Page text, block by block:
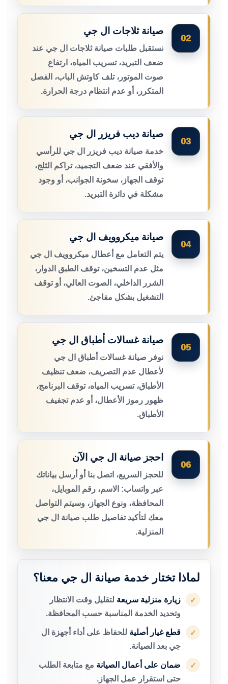
02
صيانة ثلاجات ال جي
نستقبل طلبات صيانة ثلاجات ال جي عند
ضعف التبريد، تسريب المياه، ارتفاع
صوت الموتور، تلف كاوتش الباب، الفصل
المتكرر، أو عدم انتظام درجة الحرارة.
03
صيانة ديب فريزر ال جي
خدمة صيانة ديب فريزر ال جي للرأسي
والأفقي عند ضعف التجميد، تراكم الثلج،
توقف الجهاز، سخونة الجوانب، أو وجود
مشكلة في دائرة التبريد.
04
صيانة ميكروويف ال جي
يتم التعامل مع أعطال ميكروويف ال جي
مثل عدم التسخين، توقف الطبق الدوار،
الشرر الداخلي، الصوت العالي، أو توقف
التشغيل بشكل مفاجئ.
05
صيانة غسالات أطباق ال جي
نوفر صيانة غسالات أطباق ال جي
لأعطال عدم التصريف، ضعف تنظيف
الأطباق، تسريب المياه، توقف البرنامج،
ظهور رموز الأعطال، أو عدم تجفيف
الأطباق.
06
احجز صيانة ال جي الآن
للحجز السريع، اتصل بنا أو أرسل بياناتك
عبر واتساب: الاسم، رقم الموبايل،
المحافظة، ونوع الجهاز، وسيتم التواصل
معك لتأكيد تفاصيل طلب صيانة ال جي
المنزلية.
لماذا تختار خدمة صيانة ال جي معنا؟
✓ زيارة منزلية سريعة لتقليل وقت الانتظار
وتحديد الخدمة المناسبة حسب المحافظة.
✓ قطع غيار أصلية للحفاظ على أداء أجهزة ال
جي بعد الصيانة.
✓ ضمان على أعمال الصيانة مع متابعة الطلب
حتى استقرار عمل الجهاز.